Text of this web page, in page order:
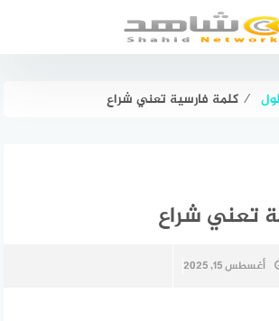
⁄ كلمة فارسية تعني شراع
تعني شراع
أغسطس 15, 2025